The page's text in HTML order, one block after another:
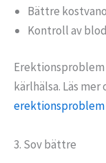
Bättre
Kontroll av
kärlhälsa. Läs
3. Sov bättre